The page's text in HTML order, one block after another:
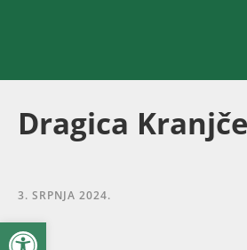
Open toolbar
Dragica
3. SRPNJA 2024.